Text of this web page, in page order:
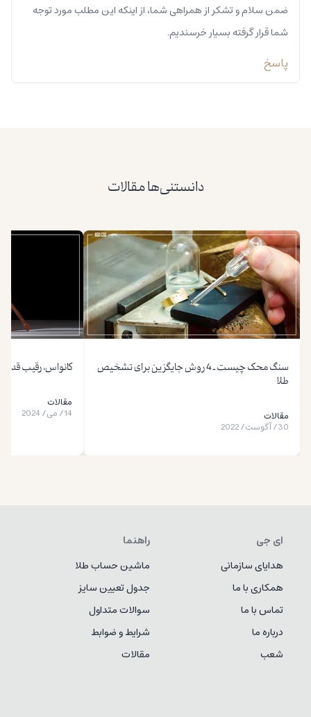
ضمن سلام و تشکر از همراهی شما، از اینکه این مطلب مورد توجه
شما قرار گرفته بسیار خرسندیم.
پاسخ
دانستنی‌ها مقالات
سنگ محک چیست ـ 4 روش جایگزین برای تشخیص
طلا
مقالات
30
/آگوست/
2022
کانواس، رقیب
مقالات
14
/می/
2024
ای جی
هدایای سازمانی
همکاری با ما
تماس با ما
درباره ما
شعب
راهنما
ماشین حساب طلا
جدول تعیین سایز
سوالات متداول
شرایط و ضوابط
مقالات